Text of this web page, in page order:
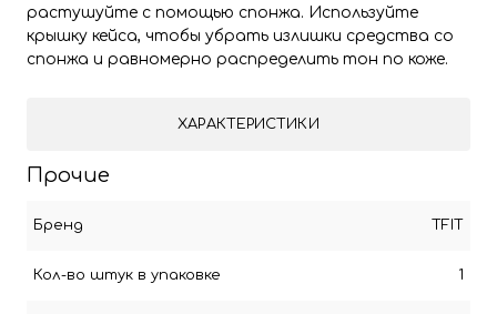
растушуйте с помощью спонжа. Используйте
крышку кейса, чтобы убрать излишки средства со
спонжа и равномерно распределить тон по коже.
ХАРАКТЕРИСТИКИ
Прочие
Бренд TFIT
Кол-во штук в упаковке 1